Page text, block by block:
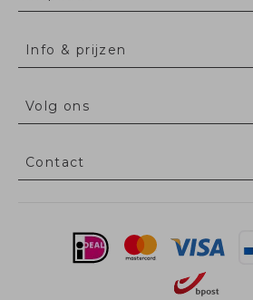
Info & prijzen
Volg ons
Contact